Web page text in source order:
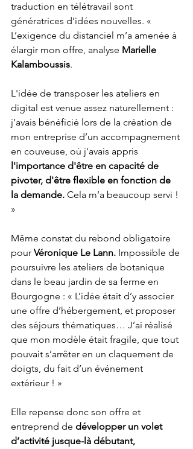
traduction en télétravail sont
génératrices d’idées nouvelles. «
L’exigence du distanciel m’a amenée à
élargir mon offre, analyse Marielle
Kalamboussis.
L'idée de transposer les ateliers en
digital est venue assez naturellement :
j’avais bénéficié lors de la création de
mon entreprise d’un accompagnement
en couveuse, où j'avais appris
l'importance d'être en capacité de
pivoter, d'être flexible en fonction de
la demande. Cela m’a beaucoup servi !
»
Même constat du rebond obligatoire
pour Véronique Le Lann. Impossible de
poursuivre les ateliers de botanique
dans le beau jardin de sa ferme en
Bourgogne : « L’idée était d’y associer
une offre d’hébergement, et proposer
des séjours thématiques… J’ai réalisé
que mon modèle était fragile, que tout
pouvait s’arrêter en un claquement de
doigts, du fait d’un événement
extérieur ! »
Elle repense donc son offre et
entreprend de développer un volet
d’activité jusque-là débutant,